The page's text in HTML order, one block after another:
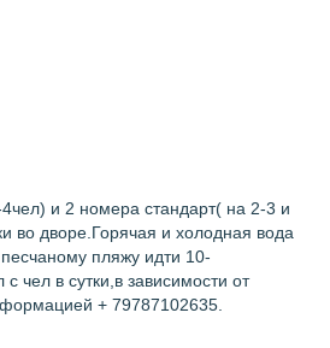
и 2 номера стандарт( на 2-3 и
во дворе.Горячая и холодная вода
пляжу идти 10-
в сутки,в зависимости от
+ 79787102635.